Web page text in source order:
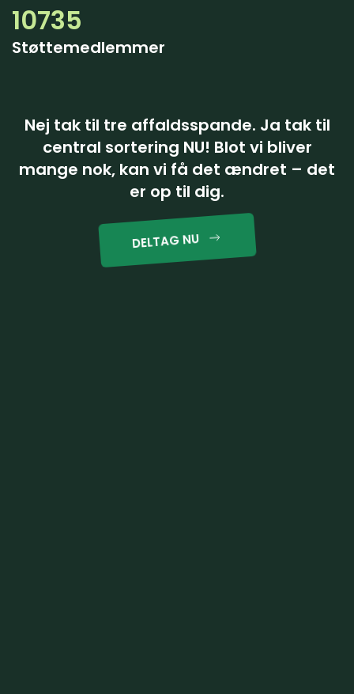
10735
Støttemedlemmer
Nej tak til tre affaldsspande. Ja tak til
central sortering NU! Blot vi bliver
mange nok, kan vi få det ændret – det
er op til dig.
DELTAG NU